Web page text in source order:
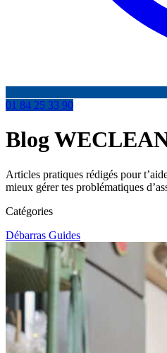
01 84 25 33 90
Blog
Articles pratiques rédigés pour
mieux gérer tes problématiques
Catégories
Débarras Guides